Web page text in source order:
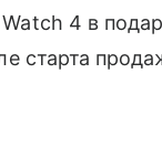
4 в
старта